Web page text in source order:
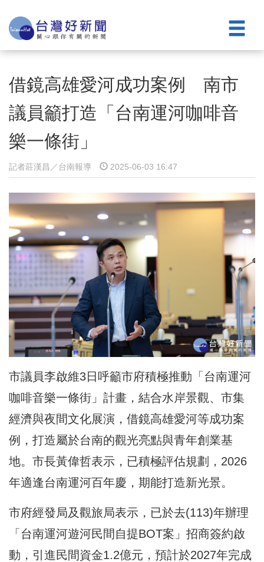
借鏡高雄愛河成功案例 南市
議員籲打造「台南運河咖啡音
樂一條街」
記者莊漢昌／台南報導 2025-06-03 16:47
市議員李啟維3日呼籲市府積極推動「台南運河
咖啡音樂一條街」計畫，結合水岸景觀、市集
經濟與夜間文化展演，借鏡高雄愛河等成功案
例，打造屬於台南的觀光亮點與青年創業基
地。市長黃偉哲表示，已積極評估規劃，2026
年適逢台南運河百年慶，期能打造新光景。
市府經發局及觀旅局表示，已於去(113)年辦理
「台南運河遊河民間自提BOT案」招商簽約啟
動，引進民間資金1.2億元，預計於2027年完成